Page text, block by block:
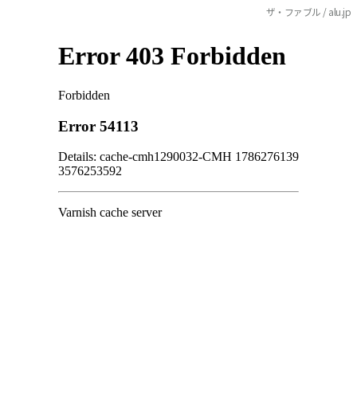
ザ・ファブル / alu.jp